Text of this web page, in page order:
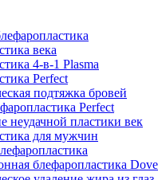
века
4-в-1 Plasma
Perfect
подтяжка бровей
Perfect
неудачной пластики век
для мужчин
блефаропластика